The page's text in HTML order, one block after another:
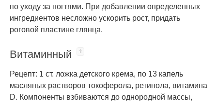
по уходу за ногтями. При добавлении определенных
ингредиентов несложно ускорить рост, придать
роговой пластине глянца.
Витаминный
Рецепт: 1 ст. ложка детского крема, по 13 капель
масляных растворов токоферола, ретинола, витамина
D. Компоненты взбиваются до однородной массы,